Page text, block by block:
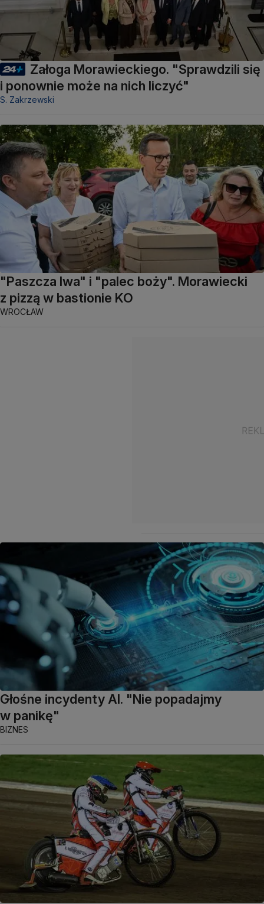
Załoga Morawieckiego. "Sprawdzili się
i ponownie może na nich liczyć"
S. Zakrzewski
"Paszcza lwa" i "palec boży". Morawiecki
z pizzą w bastionie KO
WROCŁAW
Głośne incydenty AI. "Nie popadajmy
w panikę"
BIZNES